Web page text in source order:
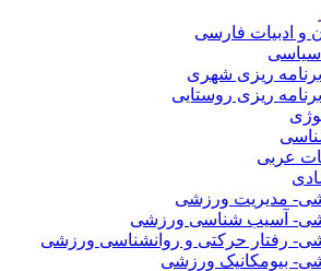
و ادبیات فارسی
سیاسی
برنامه ریزی شهری
ریزی روستایی
عربی
مدیریت ورزشی
آسیب شناسی ورزشی
رفتار حرکتی و روانشناسی ورزشی
بیومکانیک ورزشی